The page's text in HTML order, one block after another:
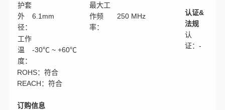
护套
外
径：
6.1mm
最大工
作频
率：
250 MHz
工作
温
度：
-30℃ ~ +60℃
认证&
法规
认
证：-
ROHS：符合
REACH：符合
订购信息